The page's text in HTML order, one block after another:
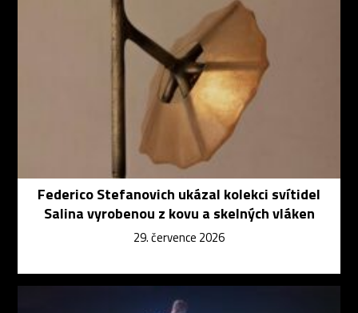
Federico Stefanovich ukázal kolekci svítidel
Salina vyrobenou z kovu a skelných vláken
29. července 2026